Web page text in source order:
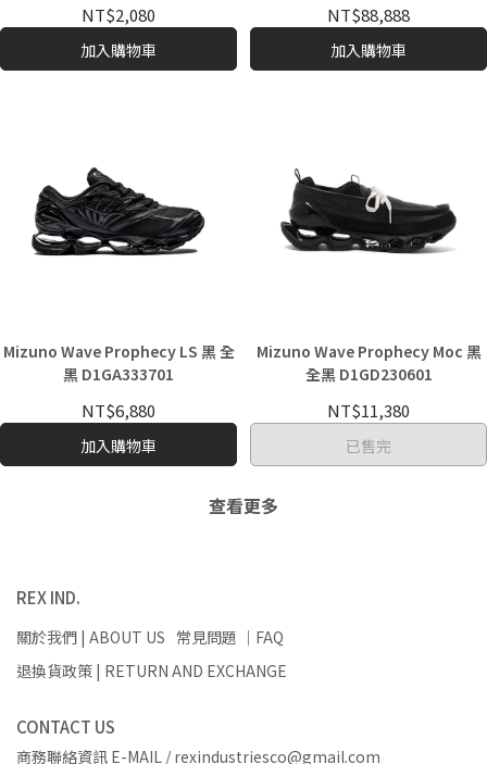
NT$2,080
加入購物車
NT$88,888
加入購物車
Mizuno Wave Prophecy LS 黑 全
黑 D1GA333701
NT$6,880
加入購物車
Mizuno Wave Prophecy Moc 黑
全黑 D1GD230601
NT$11,380
已售完
查看更多
REX IND.
關於我們 | ABOUT US 常見問題 ｜FAQ
退換貨政策 | RETURN AND EXCHANGE
CONTACT US
商務聯絡資訊 E-MAIL / rexindustriesco@gmail.com